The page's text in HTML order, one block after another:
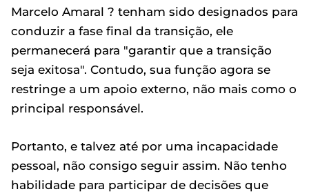
Marcelo Amaral ? tenham sido designados para
conduzir a fase final da transição, ele
permanecerá para "garantir que a transição
seja exitosa". Contudo, sua função agora se
restringe a um apoio externo, não mais como o
principal responsável.
Portanto, e talvez até por uma incapacidade
pessoal, não consigo seguir assim. Não tenho
habilidade para participar de decisões que